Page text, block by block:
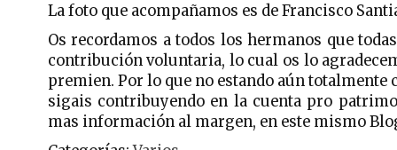
La foto que acompañamos es de Francisco
Os recordamos a todos los hermanos que
contribución voluntaria, lo cual os lo
premien. Por lo que no estando aún totalmente
sigais contribuyendo en la cuenta pro
mas información al margen, en este mismo